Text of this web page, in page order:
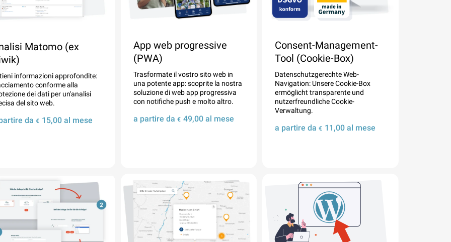
Matomo (ex
informazioni approfondite:
conforme alla
dei dati per un'analisi
del sito web.
da € 15,00al mese
App web progressive
(PWA)
Trasformate il vostro sito web in
una potente app: scoprite la nostra
soluzione di web app progressiva
con notifiche push e molto altro.
a partire da€ 49,00 al mese
Consent-Management-
Tool (Cookie-Box)
Datenschutzgerechte Web-
Navigation: Unsere Cookie-Box
ermöglicht transparente und
nutzerfreundliche Cookie-
Verwaltung.
a partire da€ 11,00 al mese